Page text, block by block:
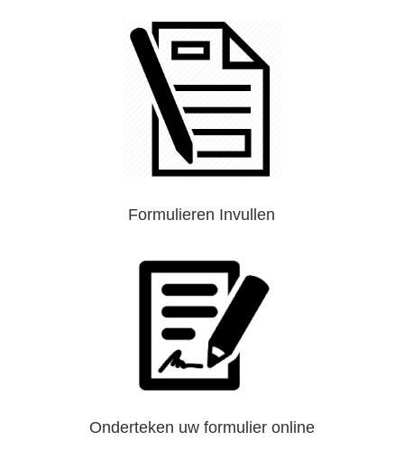
Formulieren Invullen
Onderteken uw formulier online